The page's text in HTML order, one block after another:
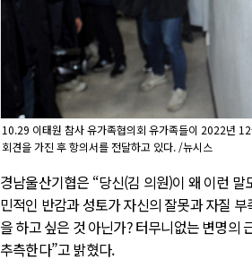
10.29 이태원 참사 유가족협의회 유가족들이 2022년
회견을 가진 후 항의서를 전달하고 있다. /뉴시스
경남울산기협은 “당신(김 의원)이 왜 이런
민적인 반감과 성토가 자신의 잘못과 자질
을 하고 싶은 것 아닌가? 터무니없는 변명의
추측한다”고 밝혔다.